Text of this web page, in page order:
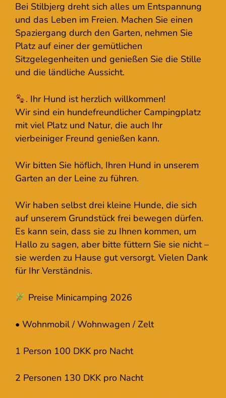
Bei Stilbjerg dreht sich alles um Entspannung
und das Leben im Freien. Machen Sie einen
Spaziergang durch den Garten, nehmen Sie
Platz auf einer der gemütlichen
Sitzgelegenheiten und genießen Sie die Stille
und die ländliche Aussicht.
. Ihr Hund ist herzlich willkommen!
Wir sind ein hundefreundlicher Campingplatz
mit viel Platz und Natur, die auch Ihr
vierbeiniger Freund genießen kann.
Wir bitten Sie höflich, Ihren Hund in unserem
Garten an der Leine zu führen.
Wir haben selbst drei kleine Hunde, die sich
auf unserem Grundstück frei bewegen dürfen.
Es kann sein, dass sie zu Ihnen kommen, um
Hallo zu sagen, aber bitte füttern Sie sie nicht –
sie werden zu Hause gut versorgt. Vielen Dank
für Ihr Verständnis.
Preise Minicamping 2026
• Wohnmobil / Wohnwagen / Zelt
1 Person 100 DKK pro Nacht
2 Personen 130 DKK pro Nacht